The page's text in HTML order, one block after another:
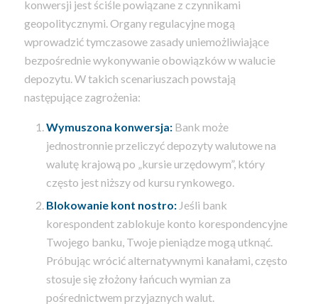
konwersji jest ściśle powiązane z czynnikami
geopolitycznymi. Organy regulacyjne mogą
wprowadzić tymczasowe zasady uniemożliwiające
bezpośrednie wykonywanie obowiązków w walucie
depozytu. W takich scenariuszach powstają
następujące zagrożenia:
Wymuszona konwersja:Bank może
jednostronnie przeliczyć depozyty walutowe na
walutę krajową po „kursie urzędowym”, który
często jest niższy od kursu rynkowego.
Blokowanie kont nostro:Jeśli bank
korespondent zablokuje konto korespondencyjne
Twojego banku, Twoje pieniądze mogą utknąć.
Próbując wrócić alternatywnymi kanałami, często
stosuje się złożony łańcuch wymian za
pośrednictwem przyjaznych walut.